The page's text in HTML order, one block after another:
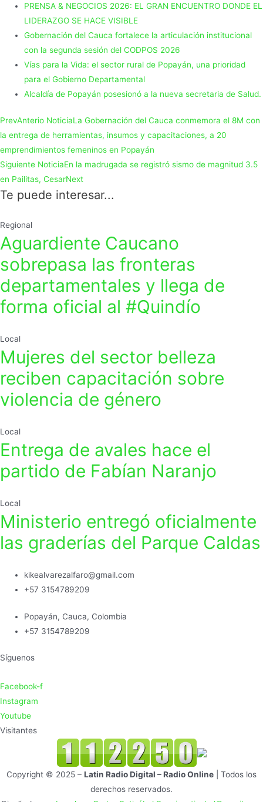
PRENSA & NEGOCIOS 2026: EL GRAN ENCUENTRO DONDE EL
LIDERAZGO SE HACE VISIBLE
Gobernación del Cauca fortalece la articulación institucional
con la segunda sesión del CODPOS 2026
Vías para la Vida: el sector rural de Popayán, una prioridad
para el Gobierno Departamental
Alcaldía de Popayán posesionó a la nueva secretaria de Salud.
PrevAnterio NoticiaLa Gobernación del Cauca conmemora el 8M con
la entrega de herramientas, insumos y capacitaciones, a 20
emprendimientos femeninos en Popayán
Siguiente NoticiaEn la madrugada se registró sismo de magnitud 3.5
en Pailitas, CesarNext
Te puede interesar...
Regional
Aguardiente Caucano
sobrepasa las fronteras
departamentales y llega de
forma oficial al #Quindío
Local
Mujeres del sector belleza
reciben capacitación sobre
violencia de género
Local
Entrega de avales hace el
partido de Fabían Naranjo
Local
Ministerio entregó oficialmente
las graderías del Parque Caldas
kikealvarezalfaro@gmail.com
+57 3154789209
Popayán, Cauca, Colombia
+57 3154789209
Síguenos
Facebook-f
Instagram
Youtube
Visitantes
Copyright © 2025 – Latin Radio Digital – Radio Online | Todos los
derechos reservados.